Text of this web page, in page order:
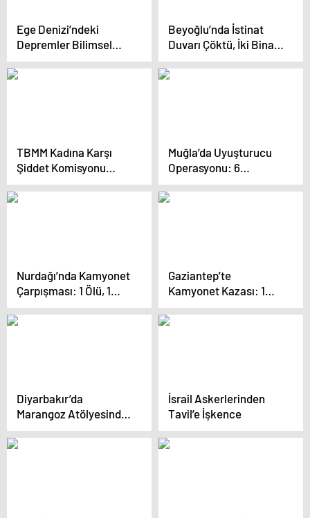
Ege Denizi’ndeki
Depremler Bilimsel
Olarak İzleniyor
Beyoğlu’nda İstinat
Duvarı Çöktü, İki Bina
Boşaltıldı
TBMM Kadına Karşı
Şiddet Komisyonu
İstanbul’da
İncelemelerde Bulundu
Muğla’da Uyuşturucu
Operasyonu: 6
Tutuklama
Nurdağı’nda Kamyonet
Çarpışması: 1 Ölü, 1
Yaralı
Gaziantep’te
Kamyonet Kazası: 1
Ölü, 1 Yaralı
Diyarbakır’da
Marangoz Atölyesinde
Yangın: 4 Kişi
Dumandan Etkilendi
İsrail Askerlerinden
Tavil’e İşkence